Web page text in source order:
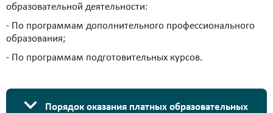
образовательной деятельности:
- По программам дополнительного профессионального
образования;
- По программам подготовительных курсов.
Порядок оказания платных образовательных